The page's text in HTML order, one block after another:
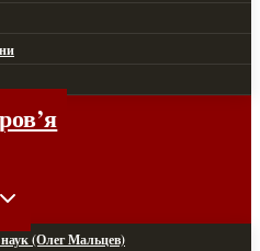
(Олег Мальцев)